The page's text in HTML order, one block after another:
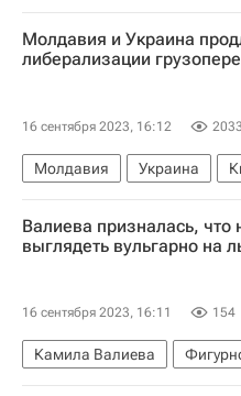
Молдавия и Украина
либерализации
16 сентября 2023, 16:12 2033
Молдавия Украина
Валиева призналась, что
выглядеть вульгарно на
16 сентября 2023, 16:11 154
Камила Валиева